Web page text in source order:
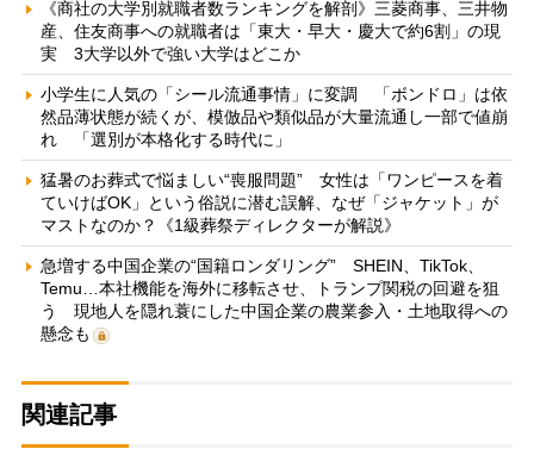
《商社の大学別就職者数ランキングを解剖》三菱商事、三井物
産、住友商事への就職者は「東大・早大・慶大で約6割」の現
実 3大学以外で強い大学はどこか
小学生に人気の「シール流通事情」に変調 「ボンドロ」は依
然品薄状態が続くが、模倣品や類似品が大量流通し一部で値崩
れ 「選別が本格化する時代に」
猛暑のお葬式で悩ましい“喪服問題” 女性は「ワンピースを着
ていけばOK」という俗説に潜む誤解、なぜ「ジャケット」が
マストなのか？《1級葬祭ディレクターが解説》
急増する中国企業の“国籍ロンダリング” SHEIN、TikTok、
Temu…本社機能を海外に移転させ、トランプ関税の回避を狙
う 現地人を隠れ蓑にした中国企業の農業参入・土地取得への
懸念も
関連記事